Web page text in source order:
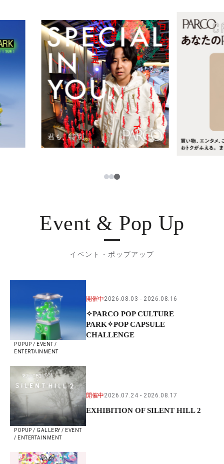
TAX FREE
PARCOメンバーズ
12
Event & Pop Up
イベント・ポップアップ
POPUP / EVENT /
ENTERTAINMENT
開催中2026.08.03 2026.08.16
✧PARCO POP CULTURE
PARK✧POP CAPSULE
CHALLENGE
POPUP / GALLERY / EVENT
/ ENTERTAINMENT
開催中2026.07.24 2026.08.17
EXHIBITION OF SILENT HILL 2